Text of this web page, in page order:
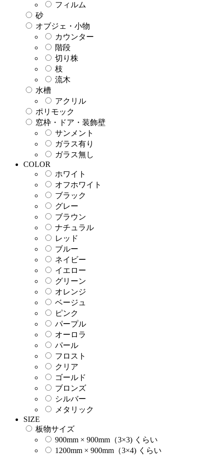
フィルム
砂
オブジェ・小物
カウンター
階段
切り株
枝
流木
水槽
アクリル
ポリモック
窓枠・ドア・装飾壁
サンメント
ガラス有り
ガラス無し
COLOR
ホワイト
オフホワイト
ブラック
グレー
ブラウン
ナチュラル
レッド
ブルー
ネイビー
イエロー
グリーン
オレンジ
ベージュ
ピンク
パープル
オーロラ
パール
フロスト
クリア
ゴールド
ブロンズ
シルバー
メタリック
SIZE
板物サイズ
900mm × 900mm（3×3) くらい
1200mm × 900mm（3×4) くらい